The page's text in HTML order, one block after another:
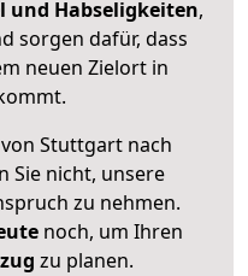
und Habseligkeiten,
sorgen dafür, dass
neuen Zielort in
Stuttgart nach
Sie nicht, unsere
zu nehmen.
noch, um Ihren
zu planen.